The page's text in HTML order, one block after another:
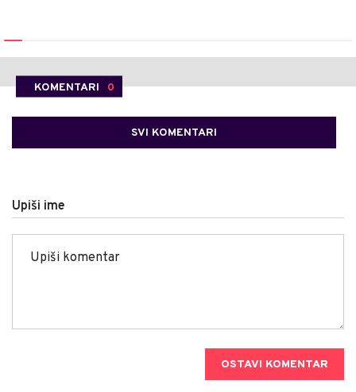
KOMENTARI 0
SVI KOMENTARI
Upiši ime
OSTAVI KOMENTAR